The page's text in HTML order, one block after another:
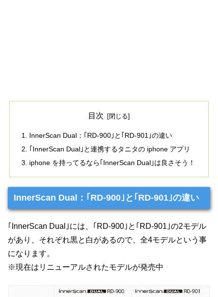
目次
InnerScan Dual：｢RD-900｣と｢RD-901｣の違い
｢InnerScan Dual｣と連携するタニタの iphone アプリ
iphone を持ってるなら｢InnerScan Dual｣は良さそう！
InnerScan Dual：｢RD-900｣と｢RD-901｣の違い
｢InnerScan Dual｣には、｢RD-900｣と｢RD-901｣の2モデル
があり、それぞれ黒と白があるので、全4モデルという事
になります。
※現在はリニューアルされたモデルが発売中